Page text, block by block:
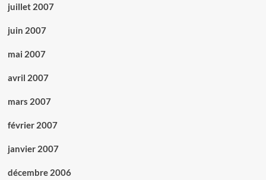
juillet 2007
juin 2007
mai 2007
avril 2007
mars 2007
février 2007
janvier 2007
décembre 2006